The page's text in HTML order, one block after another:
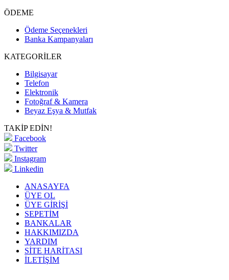
ÖDEME
Ödeme Seçenekleri
Banka Kampanyaları
KATEGORİLER
Bilgisayar
Telefon
Elektronik
Fotoğraf & Kamera
Beyaz Eşya & Mutfak
TAKİP EDİN!
Facebook
Twitter
Instagram
Linkedin
ANASAYFA
ÜYE OL
ÜYE GİRİŞİ
SEPETİM
BANKALAR
HAKKIMIZDA
YARDIM
SİTE HARİTASI
İLETİŞİM